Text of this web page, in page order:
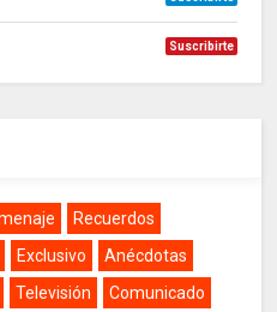
Suscribirte
Recuerdos
Exclusivo
Anécdotas
Televisión
Comunicado